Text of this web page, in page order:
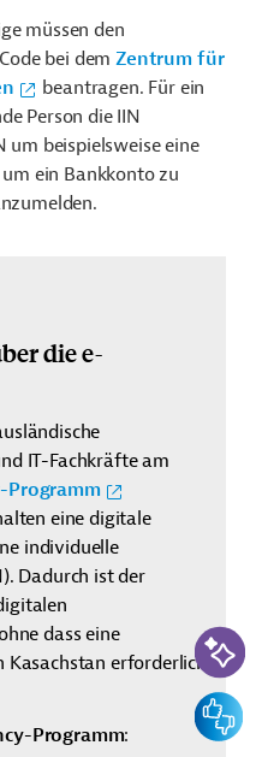
müssen den
bei demZentrum für
beantragen. Für ein
Person die IIN
um beispielsweise eine
ein Bankkonto zu
die e-
IT-Fachkräfte am
Programm
eine digitale
individuelle
Dadurch ist der
dass eine
Kasachstan erforderlich
Programm:
KI-